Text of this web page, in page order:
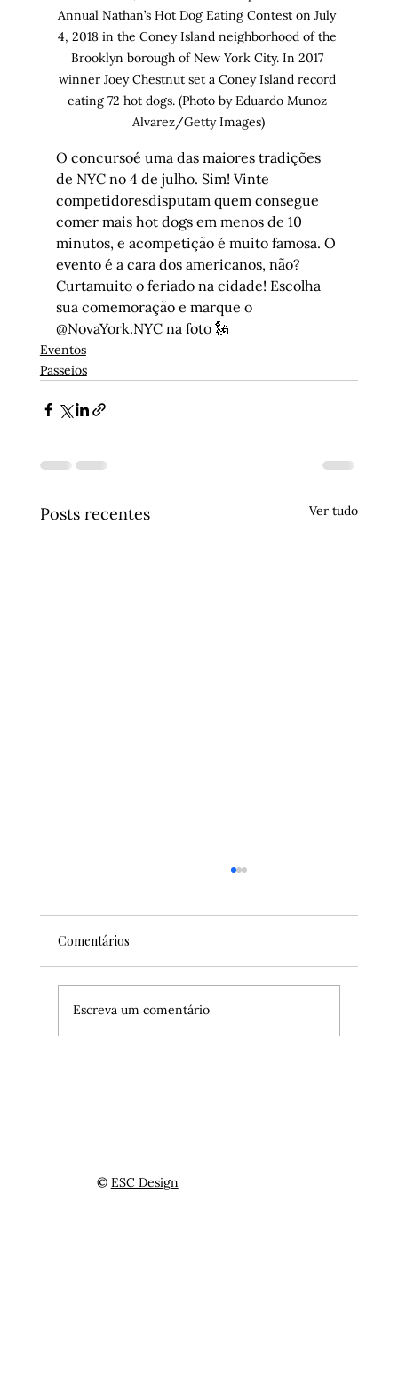
Annual Nathan’s Hot Dog Eating Contest on July
4, 2018 in the Coney Island neighborhood of the
Brooklyn borough of New York City. In 2017
winner Joey Chestnut set a Coney Island record
eating 72 hot dogs. (Photo by Eduardo Munoz
Alvarez/Getty Images)
O concursoé uma das maiores tradições
de NYC no 4 de julho. Sim! Vinte
competidoresdisputam quem consegue
comer mais hot dogs em menos de 10
minutos, e acompetição é muito famosa. O
evento é a cara dos americanos, não?
Curtamuito o feriado na cidade! Escolha
sua comemoração e marque o
@NovaYork.NYC na foto 🗽
Eventos
Passeios
Posts recentes Ver tudo
Comentários
Escreva um comentário
© ESC Design